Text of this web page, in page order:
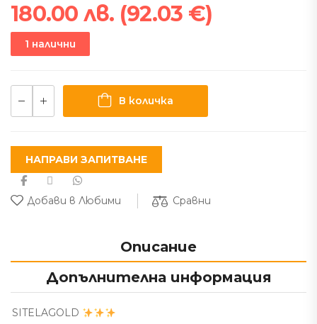
180.00 лв. (92.03 €)
1 налични
В количка
НАПРАВИ ЗАПИТВАНЕ
Добави в Любими Сравни
Описание
Допълнителна информация
SITELAGOLD